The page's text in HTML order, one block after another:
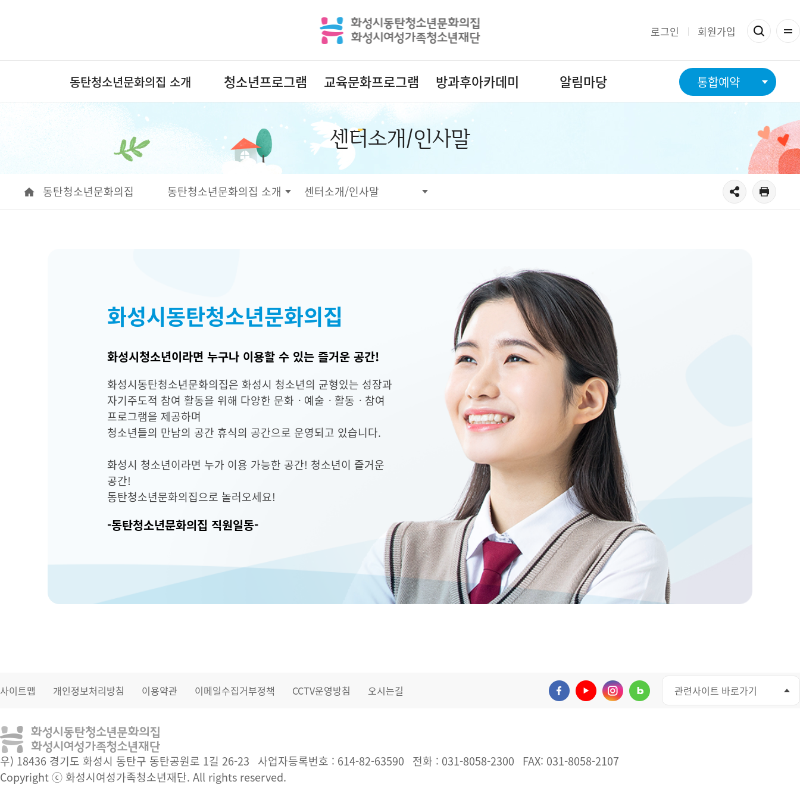
로그인 회원가입
동탄청소년문화의집 소개 청소년프로그램 교육문화프로그램 방과후아카데미 알림마당 통합예약
센터소개/인사말
동탄청소년문화의집 동탄청소년문화의집 소개 센터소개/인사말
화성시동탄청소년문화의집
화성시청소년이라면 누구나 이용할 수 있는 즐거운 공간!
화성시동탄청소년문화의집은 화성시 청소년의 균형있는 성장과
자기주도적 참여 활동을 위해 다양한 문화ㆍ예술ㆍ활동ㆍ참여
프로그램을 제공하며
청소년들의 만남의 공간 휴식의 공간으로 운영되고 있습니다.
화성시 청소년이라면 누가 이용 가능한 공간! 청소년이 즐거운
공간!
동탄청소년문화의집으로 놀러오세요!
-동탄청소년문화의집 직원일동-
사이트맵 개인정보처리방침 이용약관 이메일수집거부정책 CCTV운영방침 오시는길 관련사이트 바로가기
우) 18436 경기도 화성시 동탄구 동탄공원로 1길 26-23 사업자등록번호 : 614-82-63590 전화 : 031-8058-2300 FAX: 031-8058-2107
Copyright ⓒ 화성시여성가족청소년재단. All rights reserved.